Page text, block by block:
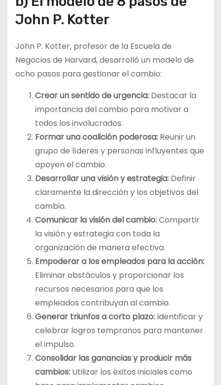
John P. Kotter
John P. Kotter, profesor de la Escuela de
Negocios de Harvard, desarrolló un modelo de
ocho pasos para gestionar el cambio:
Crear un sentido de urgencia: Destacar la
importancia del cambio para motivar a
todos los involucrados.
Formar una coalición poderosa: Reunir un
grupo de líderes y personas influyentes que
apoyen el cambio.
Desarrollar una visión y estrategia: Definir
claramente la dirección y los objetivos del
cambio.
Comunicar la visión del cambio:Compartir
la visión y estrategia con toda la
organización de manera efectiva.
Empoderar a los empleados para la acción:
Eliminar obstáculos y proporcionar los
recursos necesarios para que los
empleados contribuyan al cambio.
Generar triunfos a corto plazo: Identificar y
celebrar logros tempranos para mantener
el impulso.
Consolidar las ganancias y producir más
cambios: Utilizar los éxitos iniciales como